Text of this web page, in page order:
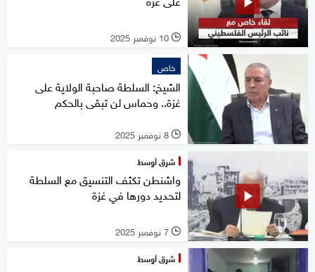
l 10 نوفمبر 2025
خاص
الشيخ: السلطة صاحبة الولاية على
غزة.. وحماس لن تبقى بالحكم
l 8 نوفمبر 2025
شرق أوسط
واشنطن تكثف التنسيق مع السلطة
لتحديد دورها في غزة
l 7 نوفمبر 2025
شرق أوسط